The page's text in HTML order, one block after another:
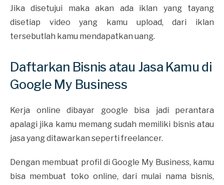
Jika disetujui maka akan ada iklan yang tayang
disetiap video yang kamu upload, dari iklan
tersebutlah kamu mendapatkan uang.
Daftarkan Bisnis atau Jasa Kamu di
Google My Business
Kerja online dibayar google bisa jadi perantara
apalagi jika kamu memang sudah memiliki bisnis atau
jasa yang ditawarkan seperti freelancer.
Dengan membuat profil di Google My Business, kamu
bisa membuat toko online, dari mulai nama bisnis,